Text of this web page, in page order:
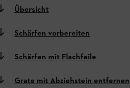
Übersicht
Schärfen vorbereiten
Schärfen mit Flachfeile
Grate mit Abziehstein entfernen